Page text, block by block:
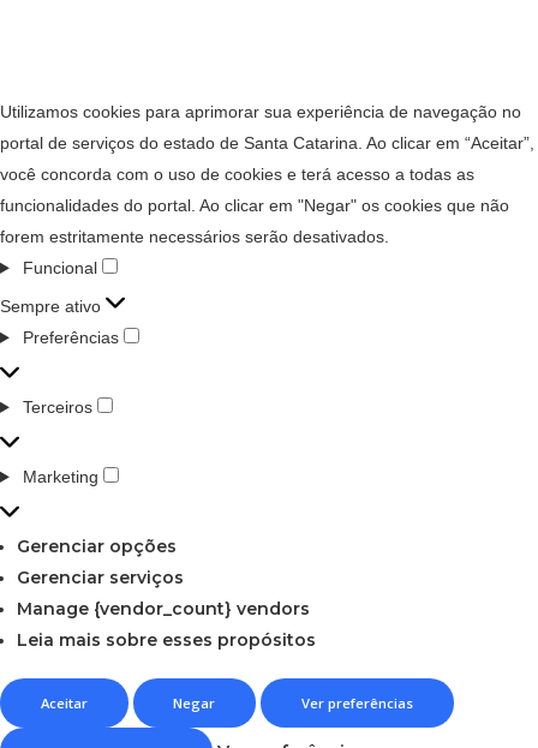
Utilizamos cookies para aprimorar sua experiência de navegação no
portal de serviços do estado de Santa Catarina. Ao clicar em “Aceitar”,
você concorda com o uso de cookies e terá acesso a todas as
funcionalidades do portal. Ao clicar em "Negar" os cookies que não
forem estritamente necessários serão desativados.
Funcional
Sempre ativo
Preferências
Terceiros
Marketing
Gerenciar opções
Gerenciar serviços
Manage {vendor_count} vendors
Leia mais sobre esses propósitos
Aceitar Negar Ver preferências